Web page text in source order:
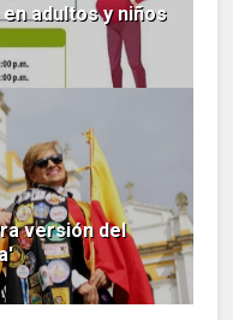
en adultos y niños
versión del